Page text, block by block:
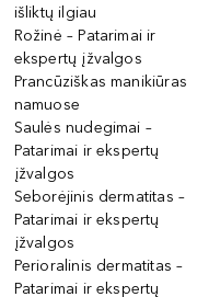
išliktų ilgiau
Rožinė – Patarimai ir
ekspertų įžvalgos
Prancūziškas manikiūras
namuose
Saulės nudegimai –
Patarimai ir ekspertų
įžvalgos
Seborėjinis dermatitas –
Patarimai ir ekspertų
įžvalgos
Perioralinis dermatitas –
Patarimai ir ekspertų